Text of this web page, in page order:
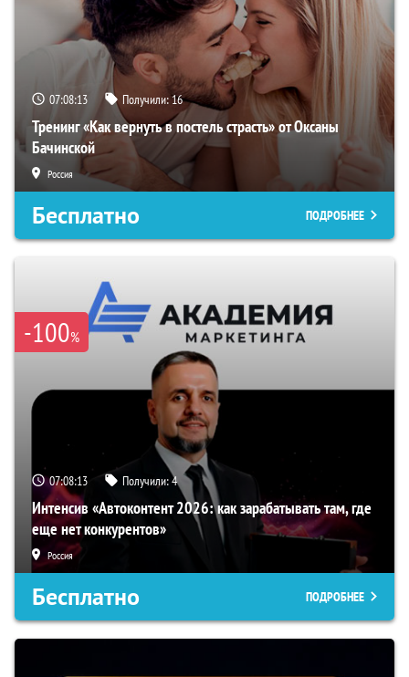
07:08:12 Получили:16
Тренинг «Как вернуть в постель страсть» от Оксаны
Бачинской
Россия
Бесплатно ПОДРОБНЕЕ
-100%
07:08:12 Получили:4
Интенсив «Автоконтент 2026: как зарабатывать там, где
еще нет конкурентов»
Россия
Бесплатно ПОДРОБНЕЕ